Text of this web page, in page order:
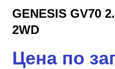
GENESIS GV70
2WD
Цена по